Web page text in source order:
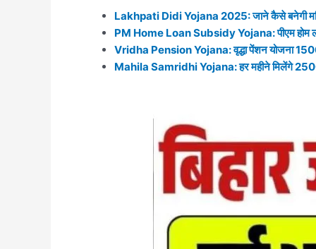
Lakhpati Didi Yojana 2025: जाने कैसे बनेगी
PM Home Loan Subsidy Yojana: पीएम होम
Vridha Pension Yojana: वृद्धा पेंशन योजना
Mahila Samridhi Yojana: हर महीने मिलेंगे 2500